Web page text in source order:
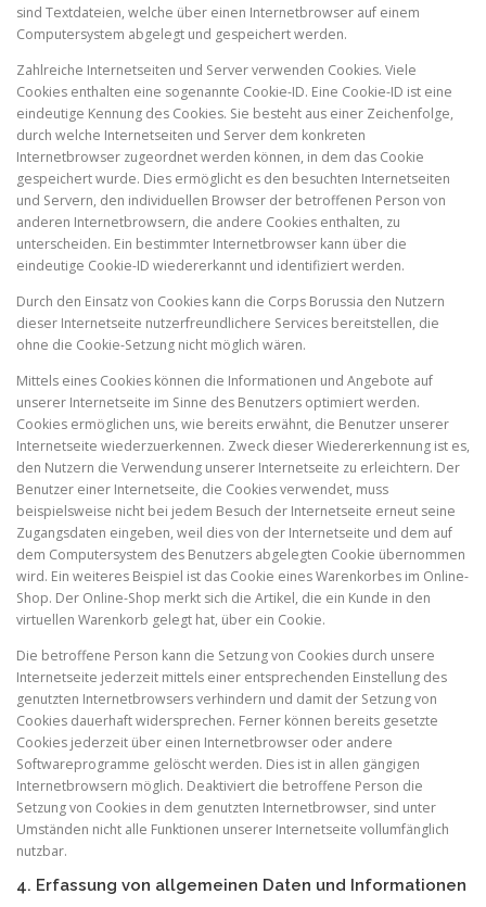
sind Textdateien, welche über einen Internetbrowser auf einem
Computersystem abgelegt und gespeichert werden.
Zahlreiche Internetseiten und Server verwenden Cookies. Viele
Cookies enthalten eine sogenannte Cookie-ID. Eine Cookie-ID ist eine
eindeutige Kennung des Cookies. Sie besteht aus einer Zeichenfolge,
durch welche Internetseiten und Server dem konkreten
Internetbrowser zugeordnet werden können, in dem das Cookie
gespeichert wurde. Dies ermöglicht es den besuchten Internetseiten
und Servern, den individuellen Browser der betroffenen Person von
anderen Internetbrowsern, die andere Cookies enthalten, zu
unterscheiden. Ein bestimmter Internetbrowser kann über die
eindeutige Cookie-ID wiedererkannt und identifiziert werden.
Durch den Einsatz von Cookies kann die Corps Borussia den Nutzern
dieser Internetseite nutzerfreundlichere Services bereitstellen, die
ohne die Cookie-Setzung nicht möglich wären.
Mittels eines Cookies können die Informationen und Angebote auf
unserer Internetseite im Sinne des Benutzers optimiert werden.
Cookies ermöglichen uns, wie bereits erwähnt, die Benutzer unserer
Internetseite wiederzuerkennen. Zweck dieser Wiedererkennung ist es,
den Nutzern die Verwendung unserer Internetseite zu erleichtern. Der
Benutzer einer Internetseite, die Cookies verwendet, muss
beispielsweise nicht bei jedem Besuch der Internetseite erneut seine
Zugangsdaten eingeben, weil dies von der Internetseite und dem auf
dem Computersystem des Benutzers abgelegten Cookie übernommen
wird. Ein weiteres Beispiel ist das Cookie eines Warenkorbes im Online-
Shop. Der Online-Shop merkt sich die Artikel, die ein Kunde in den
virtuellen Warenkorb gelegt hat, über ein Cookie.
Die betroffene Person kann die Setzung von Cookies durch unsere
Internetseite jederzeit mittels einer entsprechenden Einstellung des
genutzten Internetbrowsers verhindern und damit der Setzung von
Cookies dauerhaft widersprechen. Ferner können bereits gesetzte
Cookies jederzeit über einen Internetbrowser oder andere
Softwareprogramme gelöscht werden. Dies ist in allen gängigen
Internetbrowsern möglich. Deaktiviert die betroffene Person die
Setzung von Cookies in dem genutzten Internetbrowser, sind unter
Umständen nicht alle Funktionen unserer Internetseite vollumfänglich
nutzbar.
4. Erfassung von allgemeinen Daten und Informationen